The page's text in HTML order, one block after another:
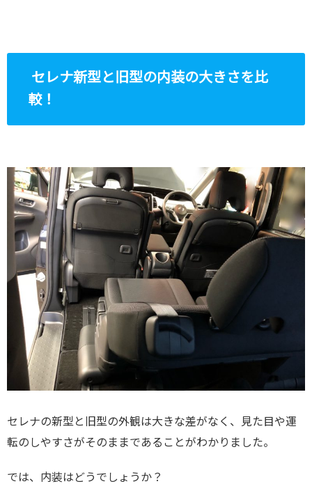
セレナ新型と旧型の内装の大きさを比
較！
セレナの新型と旧型の外観は大きな差がなく、見た目や運
転のしやすさがそのままであることがわかりました。
では、内装はどうでしょうか？